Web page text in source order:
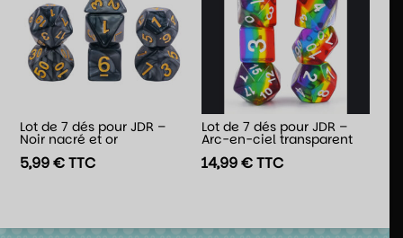
Lot de 7 dés pour JDR –
Noir nacré et or
5,99€TTC
Lot de 7 dés pour JDR –
Arc-en-ciel transparent
14,99€TTC